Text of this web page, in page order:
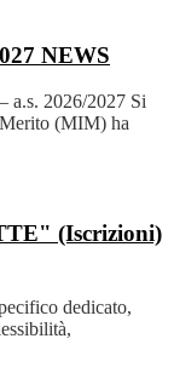
NEWS
a.s. 2026/2027 Si
(MIM) ha
(Iscrizioni)
dedicato,